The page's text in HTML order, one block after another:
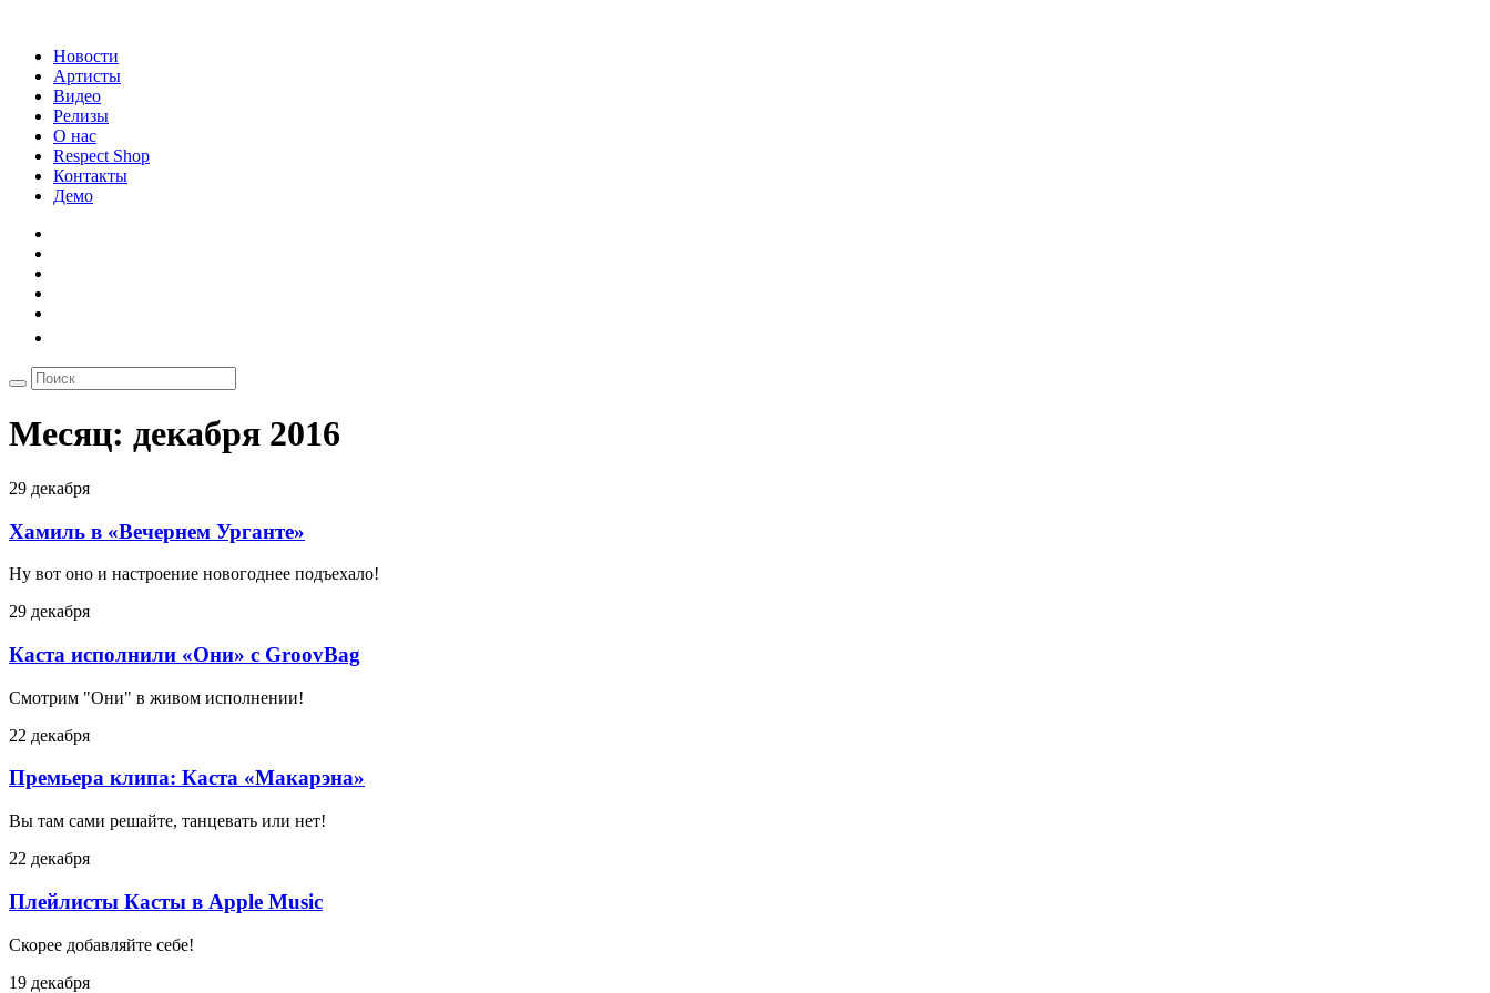
Новости
Артисты
Видео
Релизы
О нас
Respect Shop
Контакты
Демо
Месяц: декабря 2016
29 декабря
Хамиль в «Вечернем Урганте»
Ну вот оно и настроение новогоднее подъехало!
29 декабря
Каста исполнили «Они» с GroovBag
Смотрим "Они" в живом исполнении!
22 декабря
Премьера клипа: Каста «Макарэна»
Вы там сами решайте, танцевать или нет!
22 декабря
Плейлисты Касты в Apple Music
Скорее добавляйте себе!
19 декабря